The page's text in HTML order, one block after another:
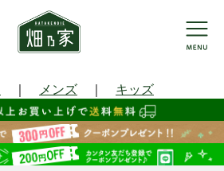
｜ メンズ ｜ キッズ